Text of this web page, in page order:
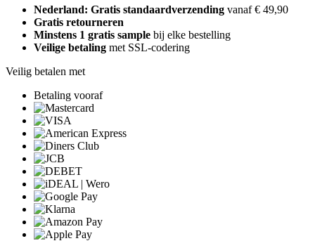
Nederland: Gratis standaardverzending vanaf € 49,90
Gratis retourneren
Minstens 1 gratis sample bij elke bestelling
Veilige betaling met SSL-codering
Veilig betalen met
Betaling vooraf